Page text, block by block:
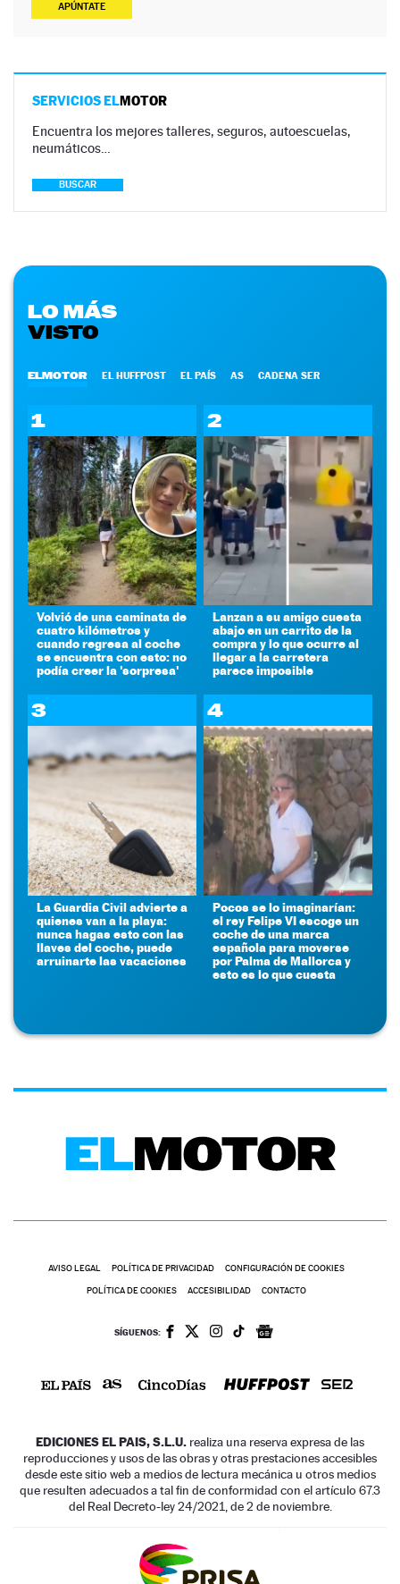
APÚNTATE
SERVICIOS ELMOTOR
Encuentra los mejores talleres, seguros, autoescuelas,
neumáticos…
BUSCAR
LO MÁS
VISTO
ELMOTOR EL HUFFPOST EL PAÍS AS CADENA SER
1
Volvió de una caminata de
cuatro kilómetros y
cuando regresa al coche
se encuentra con esto: no
podía creer la 'sorpresa'
2
Lanzan a su amigo cuesta
abajo en un carrito de la
compra y lo que ocurre al
llegar a la carretera
parece imposible
3
La Guardia Civil advierte a
quienes van a la playa:
nunca hagas esto con las
llaves del coche, puede
arruinarte las vacaciones
4
Pocos se lo imaginarían:
el rey Felipe VI escoge un
coche de una marca
española para moverse
por Palma de Mallorca y
esto es lo que cuesta
AVISO LEGAL POLÍTICA DE PRIVACIDAD CONFIGURACIÓN DE COOKIES
POLÍTICA DE COOKIES ACCESIBILIDAD CONTACTO
SÍGUENOS:
EDICIONES EL PAIS, S.L.U. realiza una reserva expresa de las
reproducciones y usos de las obras y otras prestaciones accesibles
desde este sitio web a medios de lectura mecánica u otros medios
que resulten adecuados a tal fin de conformidad con el artículo 67.3
del Real Decreto-ley 24/2021, de 2 de noviembre.